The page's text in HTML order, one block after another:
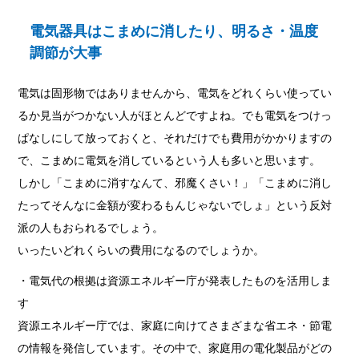
電気器具はこまめに消したり、明るさ・温度
調節が大事
電気は固形物ではありませんから、電気をどれくらい使ってい
るか見当がつかない人がほとんどですよね。でも電気をつけっ
ぱなしにして放っておくと、それだけでも費用がかかりますの
で、こまめに電気を消しているという人も多いと思います。
しかし「こまめに消すなんて、邪魔くさい！」「こまめに消し
たってそんなに金額が変わるもんじゃないでしょ」という反対
派の人もおられるでしょう。
いったいどれくらいの費用になるのでしょうか。
・電気代の根拠は資源エネルギー庁が発表したものを活用しま
す
資源エネルギー庁では、家庭に向けてさまざまな省エネ・節電
の情報を発信しています。その中で、家庭用の電化製品がどの